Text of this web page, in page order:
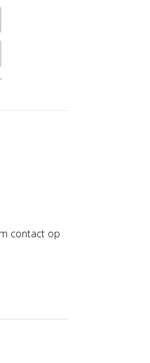
contact op